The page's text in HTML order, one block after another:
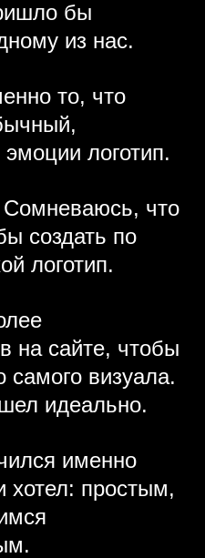
бы
из нас.
то, что
логотип.
что
создать по
логотип.
на сайте, чтобы
самого визуала.
идеально.
именно
хотел: простым,